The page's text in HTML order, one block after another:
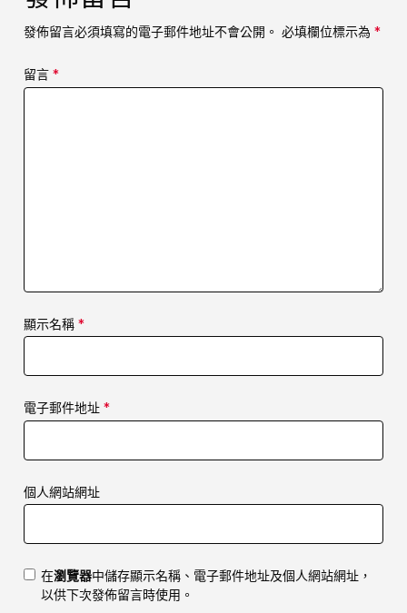
發佈留言必須填寫的電子郵件地址不會公開。 必填欄位標示為 *
留言 *
顯示名稱 *
電子郵件地址 *
個人網站網址
在瀏覽器中儲存顯示名稱、電子郵件地址及個人網站網址，
以供下次發佈留言時使用。